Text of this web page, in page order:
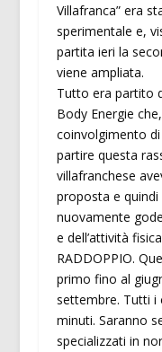
Villafranca” era
sperimentale e,
partita ieri la
viene ampliata.
Tutto era partito
Body Energie
coinvolgimento
partire questa
villafranchese
proposta e
nuovamente
e dell’attività
RADDOPPIO.
primo fino al
settembre. Tutti i
minuti. Saranno
specializzati in